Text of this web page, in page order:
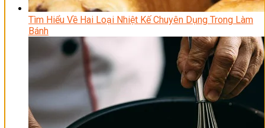
Tìm Hiểu Về Hai Loại Nhiệt Kế Chuyên Dụng Trong Làm
Bánh